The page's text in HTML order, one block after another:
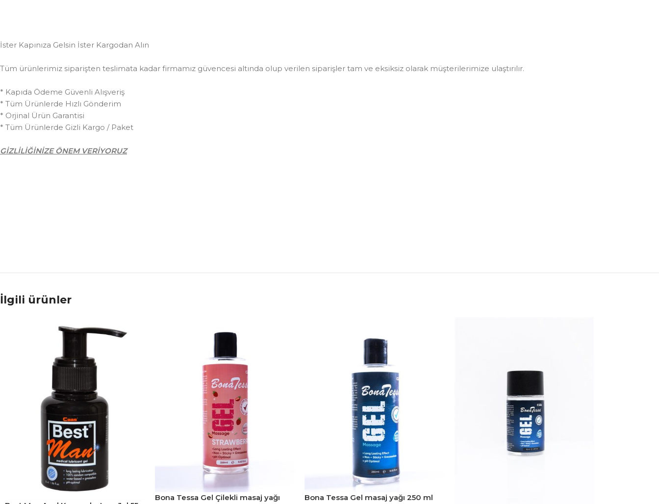
İster Kapınıza Gelsin İster Kargodan Alın
Tüm ürünlerimiz siparişten teslimata kadar firmamız güvencesi altında olup verilen siparişler tam ve eksiksiz olarak müşterilerimize ulaştırılır.
* Kapıda Ödeme Güvenli Alışveriş
* Tüm Ürünlerde Hızlı Gönderim
* Orjinal Ürün Garantisi
* Tüm Ürünlerde Gizli Kargo / Paket
GİZLİLİĞİNİZE ÖNEM VERİYORUZ
İlgili ürünler
Bona Tessa Gel Çilekli masaj yağı
Bona Tessa Gel masaj yağı 250 ml